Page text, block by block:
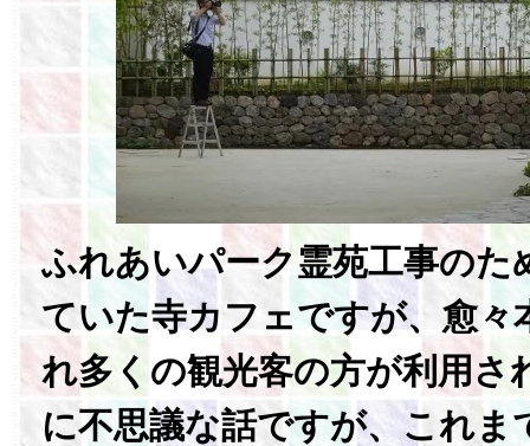
ふれあいパーク霊苑工事のた
ていた寺カフェですが、愈々
れ多くの観光客の方が利用さ
に不思議な話ですが、これま